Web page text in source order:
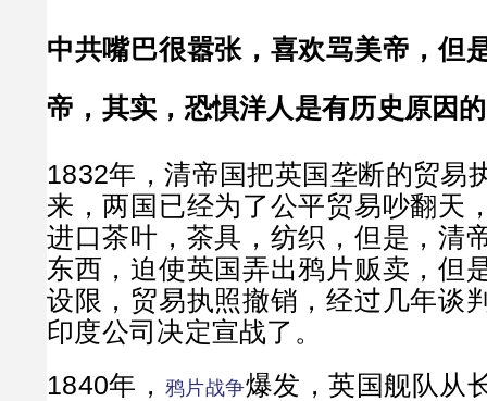
中共嘴巴很嚣张，喜欢骂美帝，但
帝，其实，恐惧洋人是有历史原因
1832年，清帝国把英国垄断的贸易
来，两国已经为了公平贸易吵翻天
进口茶叶，茶具，纺织，但是，清
东西，迫使英国弄出鸦片贩卖，但
设限，贸易执照撤销，经过几年谈
印度公司决定宣战了。
1840年， 鸦片战争爆发，英国舰队从